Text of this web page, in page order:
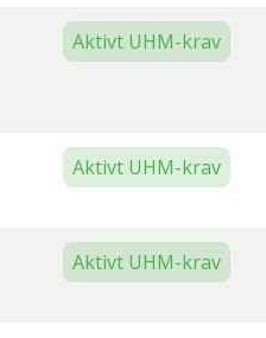
Aktivt UHM-krav
Aktivt UHM-krav
Aktivt UHM-krav